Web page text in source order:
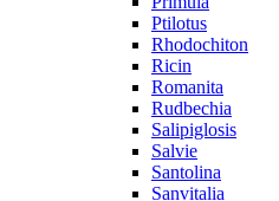
Ptilotus
Rhodochiton
Ricin
Romanita
Rudbechia
Salipiglosis
Salvie
Santolina
Sanvitalia